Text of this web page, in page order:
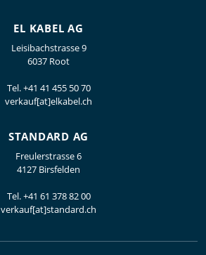
EL KABEL AG
Leisibachstrasse 9
6037 Root
Tel.+41 41 455 50 70
verkauf[at]elkabel.ch
STANDARD AG
Freulerstrasse 6
4127 Birsfelden
Tel.+41 61 378 82 00
verkauf[at]standard.ch